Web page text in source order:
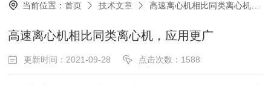
当前位置：首页 技术文章 高速离心机相比同类离心机，应用更广
高速离心机相比同类离心机，应用更广
更新时间：2021-09-28 点击次数：1588